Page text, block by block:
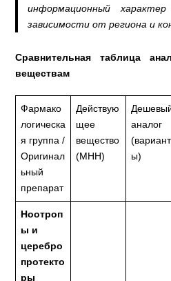
информационный
зависимости от региона и
Сравнительная таблица
веществам
Фармако
логическа
я группа /
Оригинал
ьный
препарат
Действую
щее
вещество
(МНН)
аналог
(вариант
ы)
Ноотроп
ы и
церебро
протекто
ры